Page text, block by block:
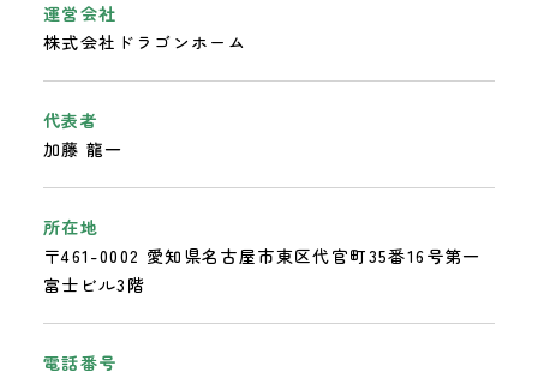
運営会社
株式会社ドラゴンホーム
代表者
加藤 龍一
所在地
〒461-0002 愛知県名古屋市東区代官町35番16号第一
富士ビル3階
電話番号